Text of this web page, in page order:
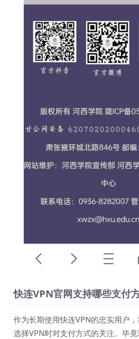
快连VPN官网支持哪些支付
作为长期使用快连VPN的忠实用户
选择VPN时对支付方式的关注。毕